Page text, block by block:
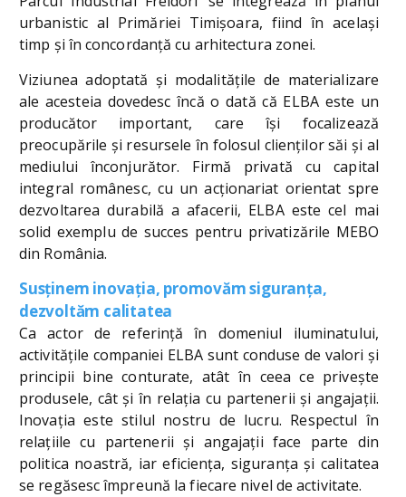
urbanistic al Primăriei Timișoara, fiind în același
timp și în concordanță cu arhitectura zonei.
Viziunea adoptată şi modalităţile de materializare
ale acesteia dovedesc încă o dată că ELBA este un
producător important, care îşi focalizează
preocupările şi resursele în folosul clienţilor săi şi al
mediului înconjurător. Firmă privată cu capital
integral românesc, cu un acţionariat orientat spre
dezvoltarea durabilă a afacerii, ELBA este cel mai
solid exemplu de succes pentru privatizările MEBO
din România.
Susţinem inovaţia, promovăm siguranţa,
dezvoltăm calitatea
Ca actor de referinţă în domeniul iluminatului,
activităţile companiei ELBA sunt conduse de valori şi
principii bine conturate, atât în ceea ce priveşte
produsele, cât şi în relaţia cu partenerii şi angajaţii.
Inovaţia este stilul nostru de lucru. Respectul în
relaţiile cu partenerii şi angajaţii face parte din
politica noastră, iar eficienţa, siguranţa şi calitatea
se regăsesc împreună la fiecare nivel de activitate.